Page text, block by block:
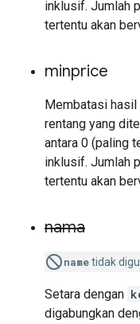
inklusif. Jumlah
tertentu akan
minprice
Membatasi hasil
rentang yang
antara 0 (paling
inklusif. Jumlah
tertentu akan
nama
nametidak
Setara dengan
digabungkan